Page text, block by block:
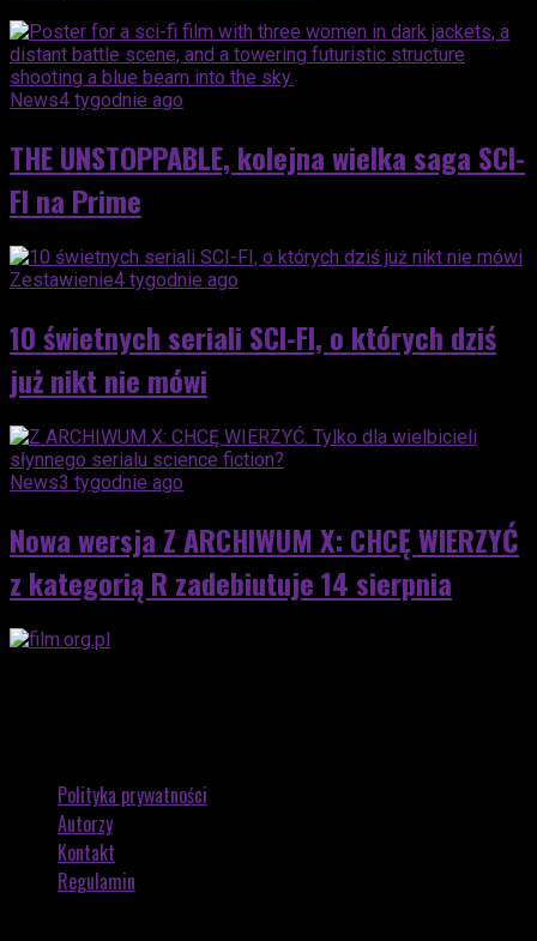
News4 tygodnie ago
THE UNSTOPPABLE, kolejna wielka saga SCI-
FI na Prime
Zestawienie4 tygodnie ago
10 świetnych seriali SCI-FI, o których dziś
już nikt nie mówi
News3 tygodnie ago
Nowa wersja Z ARCHIWUM X: CHCĘ WIERZYĆ
z kategorią R zadebiutuje 14 sierpnia
Polityka prywatności
Autorzy
Kontakt
Regulamin